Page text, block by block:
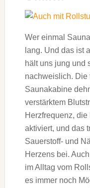
Wer einmal
lang. Und das ist
hält uns jung und
nachweislich. Die
Saunakabine
verstärktem
Herzfrequenz,
aktiviert, und das
Sauerstoff- und
Herzens bei.
im Alltag vom
es immer noch